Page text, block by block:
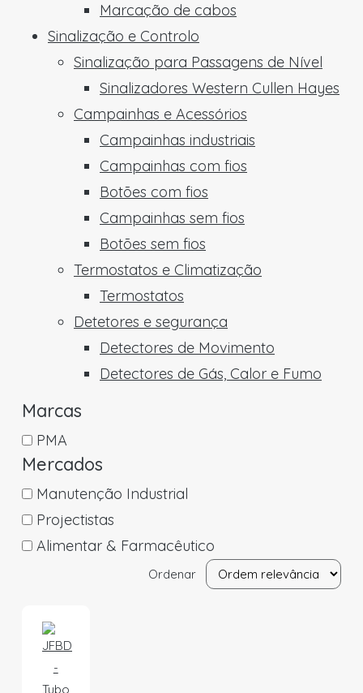
Marcação de cabos
Sinalização e Controlo
Sinalização para Passagens de Nível
Sinalizadores Western Cullen Hayes
Campainhas e Acessórios
Campainhas industriais
Campainhas com fios
Botões com fios
Campainhas sem fios
Botões sem fios
Termostatos e Climatização
Termostatos
Detetores e segurança
Detectores de Movimento
Detectores de Gás, Calor e Fumo
Marcas
PMA
Mercados
Manutenção Industrial
Projectistas
Alimentar & Farmacêutico
Ordenar